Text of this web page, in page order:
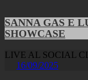
SANNA GAS E
SHOWCASE
LIVE AL SOCIAL
16/09/2025